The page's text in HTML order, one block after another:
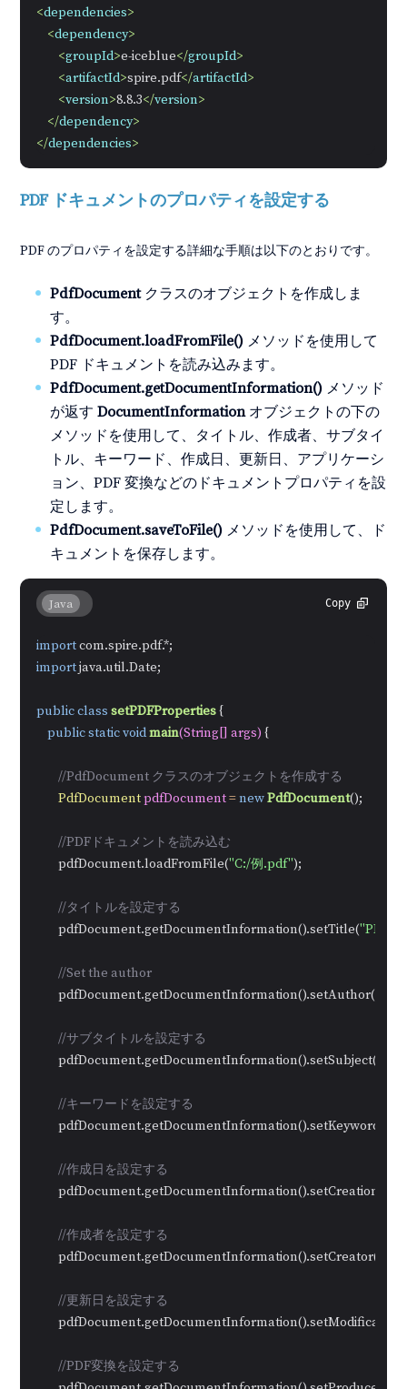
<dependencies>
<dependency>
<groupId>e-iceblue</groupId>
<artifactId>spire.pdf</artifactId>
<version>8.8.3</version>
</dependency>
</dependencies>
PDF ドキュメントのプロパティを設定する
PDF のプロパティを設定する詳細な手順は以下のとおりです。
PdfDocumentクラスのオブジェクトを作成しま
す。
PdfDocument.loadFromFile() メソッドを使用して
PDF ドキュメントを読み込みます。
PdfDocument.getDocumentInformation() メソッド
が返すDocumentInformationオブジェクトの下の
メソッドを使用して、タイトル、作成者、サブタイ
トル、キーワード、作成日、更新日、アプリケーシ
ョン、PDF 変換などのドキュメントプロパティを設
定します。
PdfDocument.saveToFile() メソッドを使用して、ド
キュメントを保存します。
Java Copy
import
import java.util.Date;
publicclass setPDFProperties {
publicstaticvoidmain(String[] args) {
//PdfDocument クラスのオブジェクトを作成する
PdfDocumentpdfDocument=newPdfDocument();
//PDFドキュメントを読み込む
        pdfDocument.loadFromFile(
"C:/例.pdf");
//タイトルを設定する
        pdfDocument.getDocumentInformation().setTitle(
"PDF（
//Set the author
        pdfDocument.getDocumentInformation().setAuthor(
//サブタイトルを設定する
        pdfDocument.getDocumentInformation().setSubject(
//キーワードを設定する
        pdfDocument.getDocumentInformation().setKeywords(
//作成日を設定する
//作成者を設定する
        pdfDocument.getDocumentInformation().setCreator(
//更新日を設定する
//PDF変換を設定する